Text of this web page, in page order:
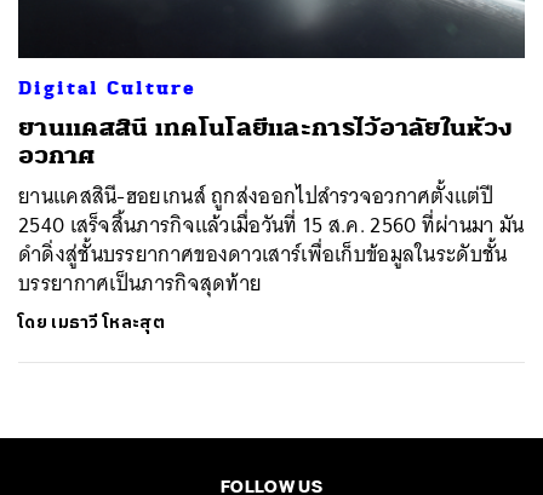
Digital Culture
ยานแคสสินี เทคโนโลยีและการไว้อาลัยในห้วง
อวกาศ
ยานแคสสินี-ฮอยเกนส์ ถูกส่งออกไปสำรวจอวกาศตั้งแต่ปี
2540 เสร็จสิ้นภารกิจแล้วเมื่อวันที่ 15 ส.ค. 2560 ที่ผ่านมา มัน
ดำดิ่งสู่ชั้นบรรยากาศของดาวเสาร์เพื่อเก็บข้อมูลในระดับชั้น
บรรยากาศเป็นภารกิจสุดท้าย
โดย เมธาวี โหละสุต
FOLLOW US